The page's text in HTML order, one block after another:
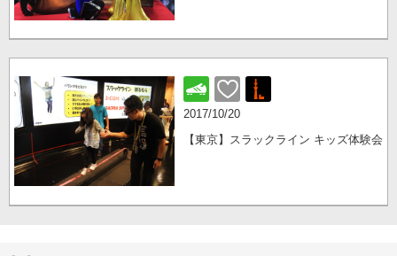
2017/10/20
【東京】スラックライン キッズ体験会